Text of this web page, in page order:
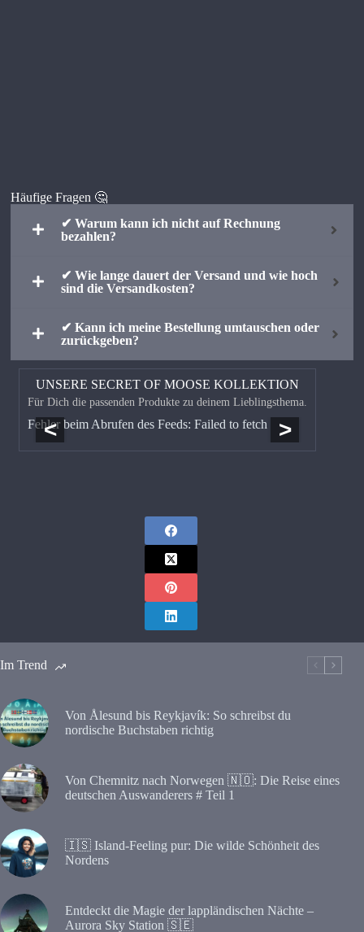
Häufige Fragen 🤔
✔ Warum kann ich nicht auf Rechnung
bezahlen?
✔ Wie lange dauert der Versand und wie hoch
sind die Versandkosten?
✔ Kann ich meine Bestellung umtauschen oder
zurückgeben?
UNSERE SECRET OF MOOSE KOLLEKTION
Für Dich die passenden Produkte zu deinem Lieblingsthema.
<
Fehler beim Abrufen des Feeds: Failed to fetch >
Im Trend
Von Ålesund bis Reykjavík: So schreibst du
nordische Buchstaben richtig
Von Chemnitz nach Norwegen 🇳🇴: Die Reise eines
deutschen Auswanderers # Teil 1
🇮🇸 Island-Feeling pur: Die wilde Schönheit des
Nordens
Entdeckt die Magie der lappländischen Nächte –
Aurora Sky Station 🇸🇪